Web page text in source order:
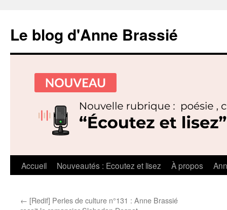
Le blog d'Anne Brassié
Aller
contenu
Accueil Nouveautés : Ecoutez et lisez À propos
← [Redif] Perles de culture n°131 : Anne Brassié